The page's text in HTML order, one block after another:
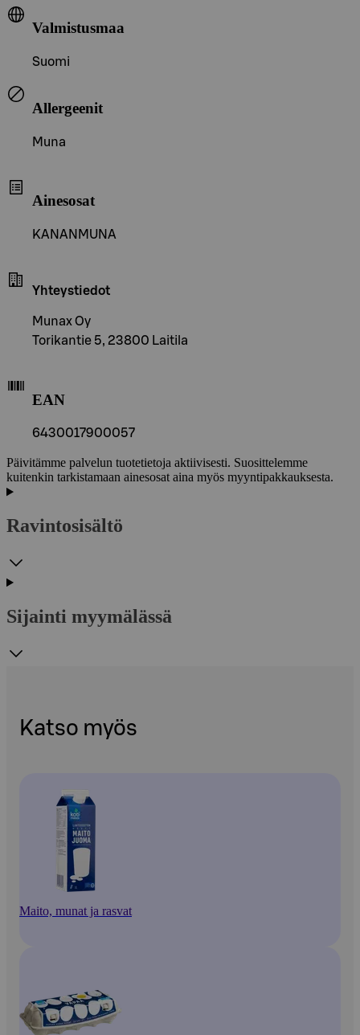
Valmistusmaa
Suomi
Allergeenit
Muna
Ainesosat
KANANMUNA
Yhteystiedot
Munax Oy
Torikantie 5, 23800 Laitila
EAN
6430017900057
Päivitämme palvelun tuotetietoja aktiivisesti. Suosittelemme
kuitenkin tarkistamaan ainesosat aina myös myyntipakkauksesta.
Ravintosisältö
Sijainti myymälässä
Katso myös
Maito, munat ja rasvat